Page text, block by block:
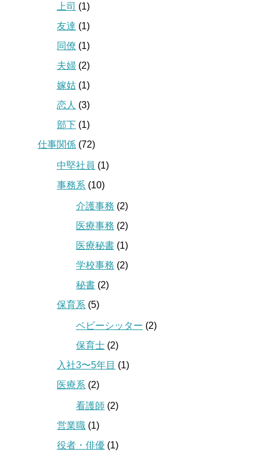
上司 (1)
友達 (1)
同僚 (1)
夫婦 (2)
嫁姑 (1)
恋人 (3)
部下 (1)
仕事関係 (72)
中堅社員 (1)
事務系 (10)
介護事務 (2)
医療事務 (2)
医療秘書 (1)
学校事務 (2)
秘書 (2)
保育系 (5)
ベビーシッター (2)
保育士 (2)
入社3〜5年目 (1)
医療系 (2)
看護師 (2)
営業職 (1)
役者・俳優 (1)